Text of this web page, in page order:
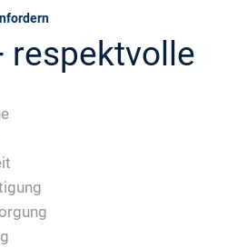
respektvolle